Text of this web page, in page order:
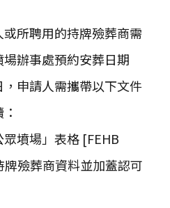
或所聘用的持牌殮葬商需
辦事處預約安葬日期
，申請人需攜帶以下文件
墳場」表格 [FEHB
殮葬商資料並加蓋認可